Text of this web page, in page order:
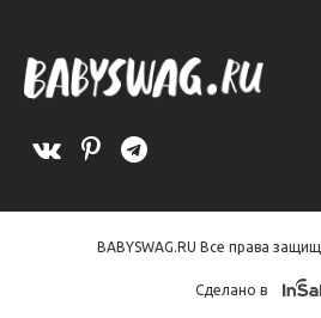
BABYSWAG.RU Все права
Сделано в